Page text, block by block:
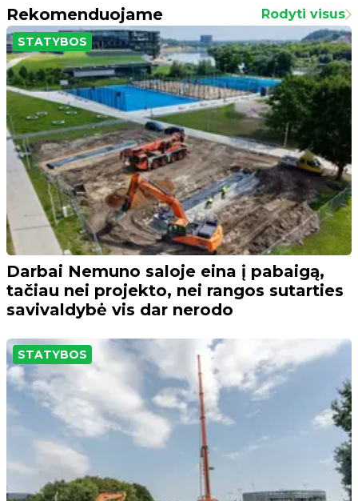
Rekomenduojame Rodyti visus
STATYBOS
Darbai Nemuno saloje eina į pabaigą,
tačiau nei projekto, nei rangos sutarties
savivaldybė vis dar nerodo
STATYBOS